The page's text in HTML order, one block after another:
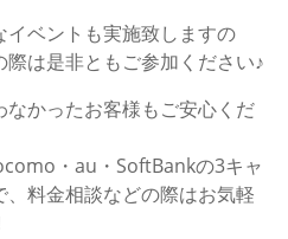
ベントも実施致しますの
は是非ともご参加ください♪
かったお客様もご安心くだ
・au・SoftBankの3キャ
料金相談などの際はお気軽